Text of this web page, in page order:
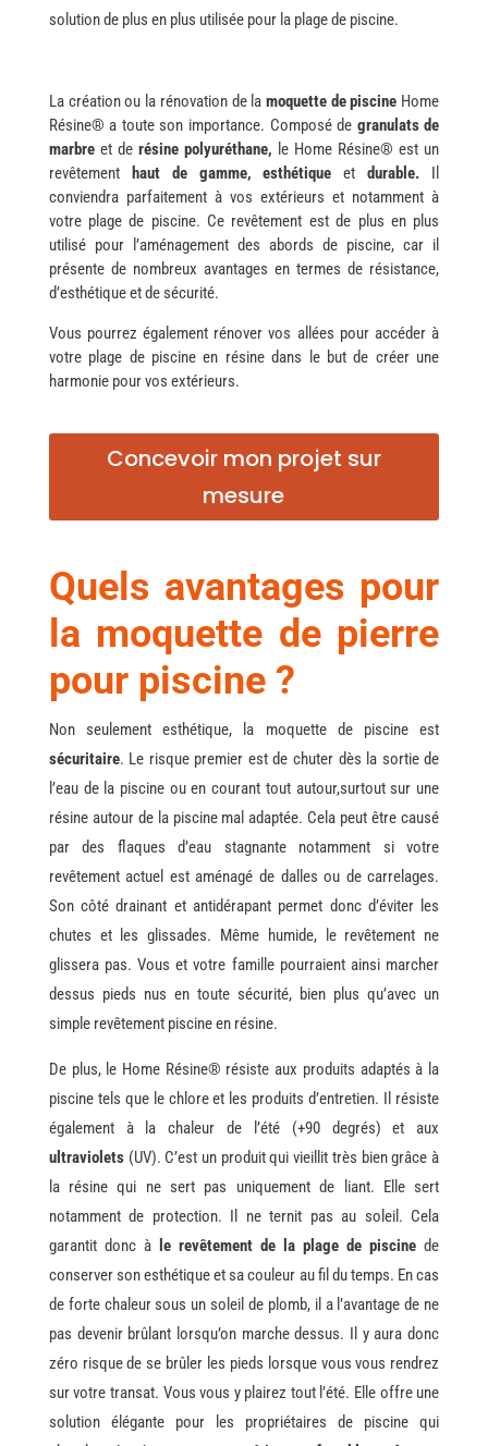
solution de plus en plus utilisée pour la plage de piscine.
La création ou la rénovation de la moquette de piscine Home
Résine® a toute son importance. Composé de granulats de
marbreet de résine polyuréthane, le Home Résine® est un
revêtement
haut de gamme, esthétique etdurable. Il
conviendra parfaitement à vos extérieurs et notamment à
votre plage de piscine. Ce revêtement est de plus en plus
utilisé pour l’aménagement des abords de piscine, car il
présente de nombreux avantages en termes de résistance,
d’esthétique et de sécurité.
Vous pourrez également rénover vos allées pour accéder à
votre plage de piscine en résine dans le but de créer une
harmonie pour vos extérieurs.
Concevoir mon projet sur
mesure
Quels avantages pour
la moquette de pierre
pour piscine ?
Non seulement esthétique, la moquette de piscine est
sécuritaire. Le risque premier est de chuter dès la sortie de
l’eau de la piscine ou en courant tout autour,surtout sur une
résine autour de la piscine mal adaptée. Cela peut être causé
par des flaques d’eau stagnante notamment si votre
revêtement actuel est aménagé de dalles ou de carrelages.
Son côté drainant et antidérapant permet donc d’éviter les
chutes et les glissades. Même humide, le revêtement ne
glissera pas. Vous et votre famille pourraient ainsi marcher
dessus pieds nus en toute sécurité, bien plus qu’avec un
simple revêtement piscine en résine.
De plus, le Home Résine® résiste aux produits adaptés à la
piscine tels que le chlore et les produits d’entretien. Il résiste
également à la chaleur de l’été (+90 degrés) et aux
ultraviolets(UV). C’est un produit qui vieillit très bien grâce à
la résine qui ne sert pas uniquement de liant. Elle sert
notamment de protection. Il ne ternit pas au soleil. Cela
garantit donc à
le revêtement de la plage de piscine de
conserver son esthétique et sa couleur au fil du temps. En cas
de forte chaleur sous un soleil de plomb, il a l’avantage de ne
pas devenir brûlant lorsqu’on marche dessus. Il y aura donc
zéro risque de se brûler les pieds lorsque vous vous rendrez
sur votre transat. Vous vous y plairez tout l’été. Elle offre une
solution élégante pour les propriétaires de piscine qui